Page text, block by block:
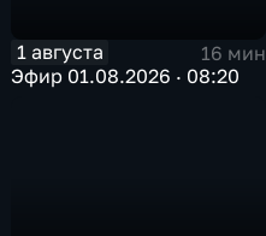
1 августа
16 мин
Эфир 01.08.2026 · 08:20